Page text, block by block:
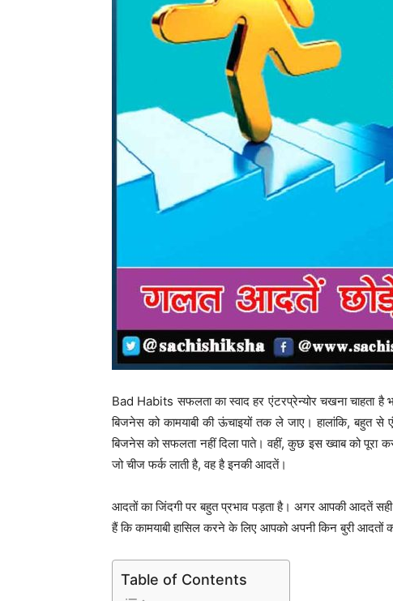
Bad Habits सफलता का स्वाद हर एंटरप्रेन्योर चखना चाहता है
बिजनेस को कामयाबी की ऊंचाइयों तक ले जाए। हालांकि, बहुत से
बिजनेस को सफलता नहीं दिला पाते। वहीं, कुछ इस ख्वाब को पूरा
जो चीज फर्क लाती है, वह है इनकी आदतें।
आदतों का जिंदगी पर बहुत प्रभाव पड़ता है। अगर आपकी आदतें
हैं कि कामयाबी हासिल करने के लिए आपको अपनी किन बुरी आदतों
Table of Contents